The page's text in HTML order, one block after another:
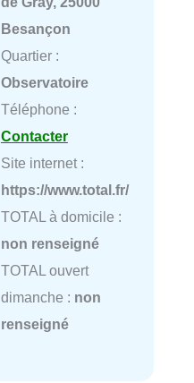
Besançon
Quartier :
Observatoire
Téléphone :
Contacter
Site internet :
https://www.total.fr/
TOTAL à domicile :
non renseigné
TOTAL ouvert
dimanche : non
renseigné